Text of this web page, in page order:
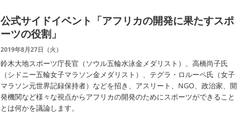
公式サイドイベント「アフリカの開発に果たすスポ
ーツの役割」
2019年8月27日（火）
鈴木大地スポーツ庁長官（ソウル五輪水泳金メダリスト）、高橋尚子氏
（シドニー五輪女子マラソン金メダリスト）、テグラ・ロルーペ氏（女子
マラソン元世界記録保持者）などを招き、アスリート、NGO、政治家、開
発機関など様々な視点からアフリカの開発のためにスポーツができること
とは何かを議論します。